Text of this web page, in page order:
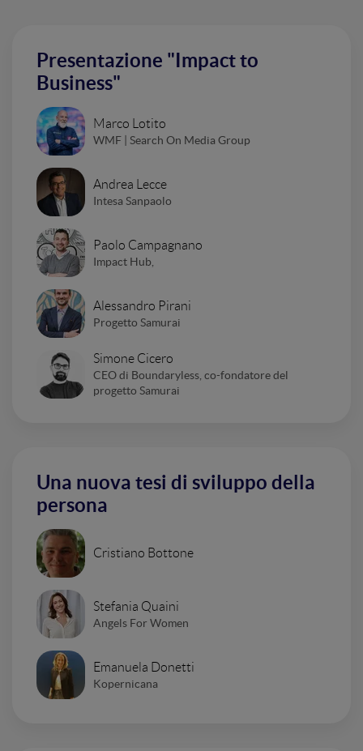
Presentazione "Impact to
Business"
Marco Lotito
WMF | Search On Media Group
Andrea Lecce
Intesa Sanpaolo
Paolo Campagnano
Impact Hub,
Alessandro Pirani
Progetto Samurai
Simone Cicero
CEO di Boundaryless, co-fondatore del
progetto Samurai
Una nuova tesi di sviluppo della
persona
Cristiano Bottone
Stefania Quaini
Angels For Women
Emanuela Donetti
Kopernicana